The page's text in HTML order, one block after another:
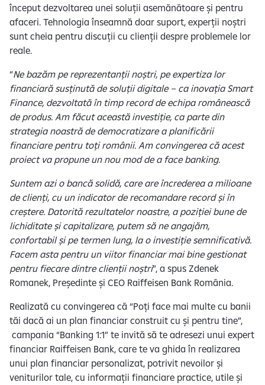
început dezvoltarea unei soluții asemănătoare și pentru
afaceri. Tehnologia înseamnă doar suport, experții noștri
sunt cheia pentru discuții cu clienții despre problemele lor
reale.
“Ne bazăm pe reprezentanții noștri, pe expertiza lor
financiară susținută de soluții digitale – ca inovația Smart
Finance, dezvoltată în timp record de echipa românească
de produs. Am făcut această investiție, ca parte din
strategia noastră de democratizare a planificării
financiare pentru toți românii. Am convingerea că acest
proiect va propune un nou mod de a face banking.
Suntem azi o bancă solidă, care are încrederea a milioane
de clienți, cu un indicator de recomandare record și în
creștere. Datorită rezultatelor noastre, a poziției bune de
lichiditate și capitalizare, putem să ne angajăm,
confortabil și pe termen lung, la o investiție semnificativă.
Facem asta pentru un viitor financiar mai bine gestionat
pentru fiecare dintre clienții noștri”, a spus Zdenek
Romanek, Președinte și CEO Raiffeisen Bank România.
Realizată cu convingerea că “Poți face mai multe cu banii
tăi dacă ai un plan financiar construit cu și pentru tine”,
campania “Banking 1:1” te invită să te adresezi unui expert
financiar Raiffeisen Bank, care te va ghida în realizarea
unui plan financiar personalizat, potrivit nevoilor și
veniturilor tale, cu informații financiare practice, utile și